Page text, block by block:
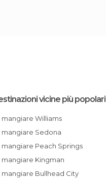
vicine più popolari
mangiare Williams
mangiare Sedona
mangiare Peach Springs
mangiare Kingman
mangiare Bullhead City